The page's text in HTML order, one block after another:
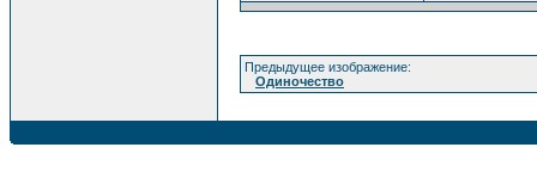
Предыдущее изображение:
Одиночество